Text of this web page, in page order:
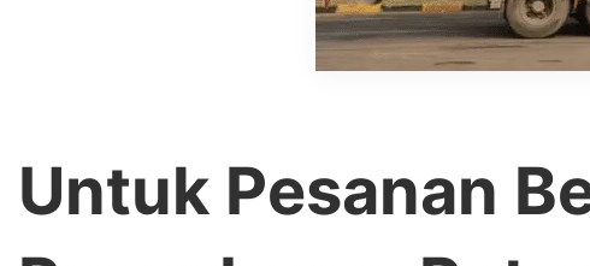
Untuk Pesanan